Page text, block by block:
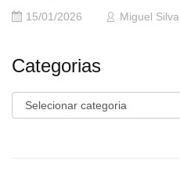
15/01/2026 Miguel Silva
Categorias
Categorias